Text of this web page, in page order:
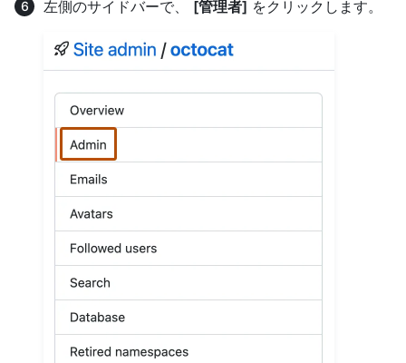
左側のサイドバーで、 [管理者] をクリックします。